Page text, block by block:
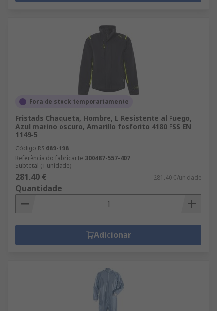
Fora de stock temporariamente
Fristads Chaqueta, Hombre, L Resistente al Fuego,
Azul marino oscuro, Amarillo fosforito 4180 FSS EN
1149-5
Código RS 689-198
Referência do fabricante 300487-557-407
Subtotal (1 unidade)
281,40 € 281,40 €/unidade
Quantidade
Adicionar